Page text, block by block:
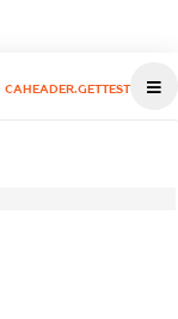
CAHEADER.GETTEST